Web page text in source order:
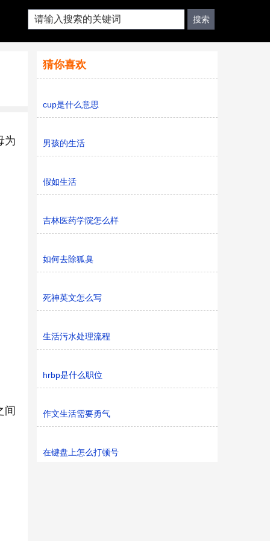
为
间
猜你喜欢
cup是什么意思
男孩的生活
假如生活
吉林医药学院怎么样
如何去除狐臭
死神英文怎么写
生活污水处理流程
hrbp是什么职位
作文生活需要勇气
在键盘上怎么打顿号